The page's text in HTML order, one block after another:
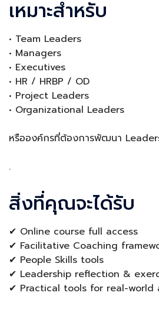
เหมาะสำหรับ
• Team Leaders
• Managers
• Executives
• HR / HRBP / OD
• Project Leaders
• Organizational Leaders
หรือองค์กรที่ต้องการพัฒนา
.
สิ่งที่คุณจะได้รับ
✔ Online course full access
✔ Facilitative Coaching
✔ People Skills tools
✔ Leadership reflection &
✔ Practical tools for real-world